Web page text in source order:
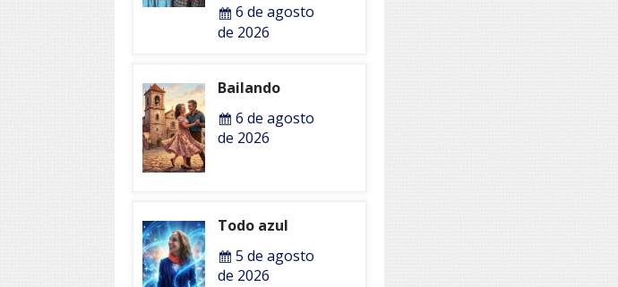
6 de agosto
de 2026
Bailando
6 de agosto
de 2026
Todo azul
5 de agosto
de 2026